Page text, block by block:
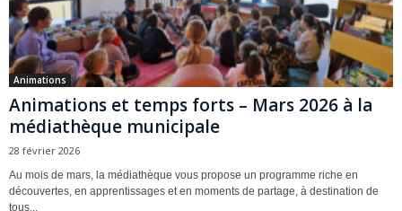
Animations
Animations et temps forts – Mars 2026 à la
médiathèque municipale
28 février 2026
Au mois de mars, la médiathèque vous propose un programme riche en
découvertes, en apprentissages et en moments de partage, à destination de
tous...